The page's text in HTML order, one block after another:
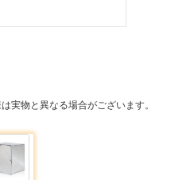
実物と異なる場合がございます。